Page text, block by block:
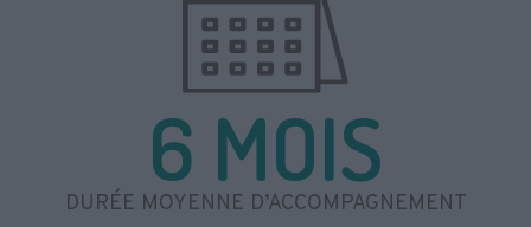
6 MOIS
DURÉE MOYENNE D’ACCOMPAGNEMENT